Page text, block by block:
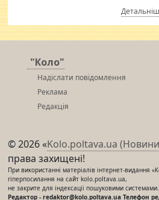
"Коло"
Надіслати повідомлення
Реклама
Редакція
© 2026 «Kolo.poltava.ua
права захищені!
При використанні матеріалів інтернет-видання
гіперпосилання на сайт kolo.poltava.ua,
не закрите для індексації пошуковими системами.
Редактор - redaktor@kolo.poltava.ua Телефон